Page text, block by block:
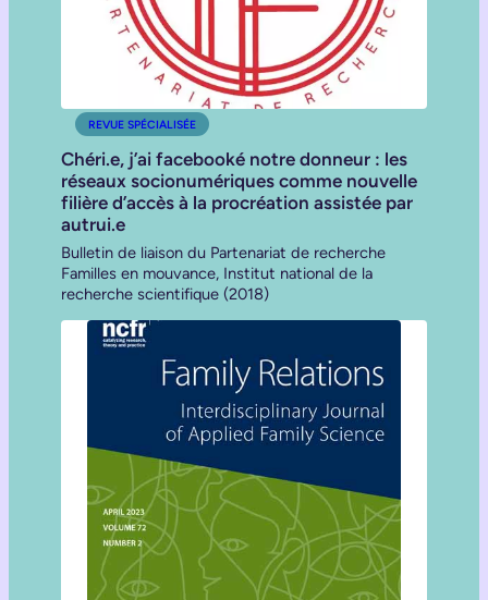
REVUE SPÉCIALISÉE
Chéri.e, j’ai facebooké notre donneur : les
réseaux socionumériques comme nouvelle
filière d’accès à la procréation assistée par
autrui.e
Bulletin de liaison du Partenariat de recherche
Familles en mouvance, Institut national de la
recherche scientifique (2018)